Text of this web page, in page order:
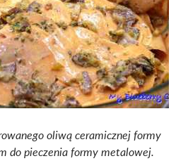
oliwą ceramicznej formy
do pieczenia formy metalowej.